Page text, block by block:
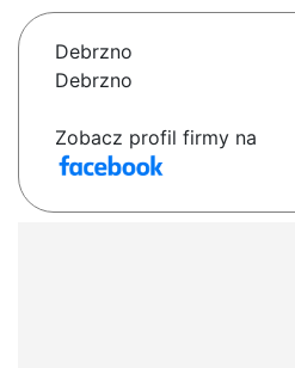
Debrzno
Debrzno
Zobacz profil firmy na